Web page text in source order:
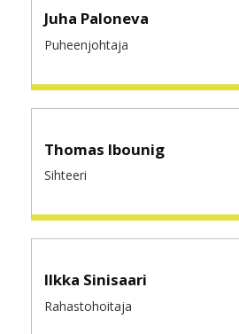
Juha Paloneva
Puheenjohtaja
Thomas Ibounig
Sihteeri
Ilkka Sinisaari
Rahastohoitaja